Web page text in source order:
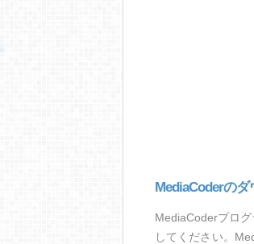
MediaCoderの
MediaCoderプロ
してください。